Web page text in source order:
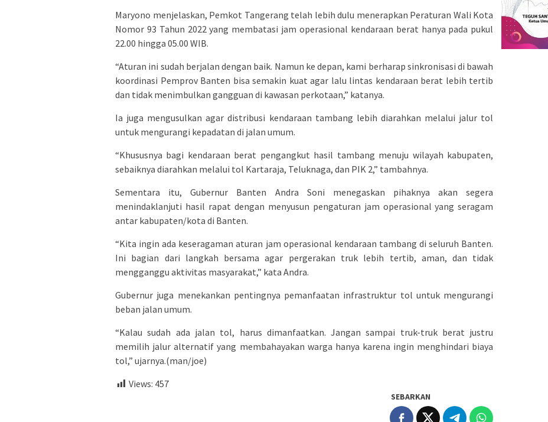
Maryono menjelaskan, Pemkot Tangerang telah lebih dulu menerapkan Peraturan Wali Kota
Nomor 93 Tahun 2022 yang membatasi jam operasional kendaraan berat hanya pada pukul
22.00 hingga 05.00 WIB.
“Aturan ini sudah berjalan dengan baik. Namun ke depan, kami berharap sinkronisasi di bawah
koordinasi Pemprov Banten bisa semakin kuat agar lalu lintas kendaraan berat lebih tertib
dan tidak menimbulkan gangguan di kawasan perkotaan,” katanya.
Ia juga mengusulkan agar distribusi kendaraan tambang lebih diarahkan melalui jalur tol
untuk mengurangi kepadatan di jalan umum.
“Khususnya bagi kendaraan berat pengangkut hasil tambang menuju wilayah kabupaten,
sebaiknya diarahkan melalui tol Kartaraja, Teluknaga, dan PIK 2,” tambahnya.
Sementara itu, Gubernur Banten Andra Soni menegaskan pihaknya akan segera
menindaklanjuti hasil rapat dengan menyusun pengaturan jam operasional yang seragam
antar kabupaten/kota di Banten.
“Kita ingin ada keseragaman aturan jam operasional kendaraan tambang di seluruh Banten.
Ini bagian dari langkah bersama agar pergerakan truk lebih tertib, aman, dan tidak
mengganggu aktivitas masyarakat,” kata Andra.
Gubernur juga menekankan pentingnya pemanfaatan infrastruktur tol untuk mengurangi
beban jalan umum.
“Kalau sudah ada jalan tol, harus dimanfaatkan. Jangan sampai truk-truk berat justru
memilih jalur alternatif yang membahayakan warga hanya karena ingin menghindari biaya
tol,” ujarnya.(man/joe)
Views: 457
SEBARKAN